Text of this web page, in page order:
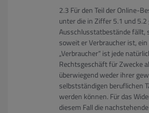
Für den Teil der Online-
unter die in Ziffer 5.1 und
Ausschlusstatbestände fällt,
soweit er Verbraucher ist,
„Verbraucher“ ist jede
Rechtsgeschäft für Zwecke
überwiegend weder ihrer
selbstständigen beruflichen
werden können. Für das
diesem Fall die